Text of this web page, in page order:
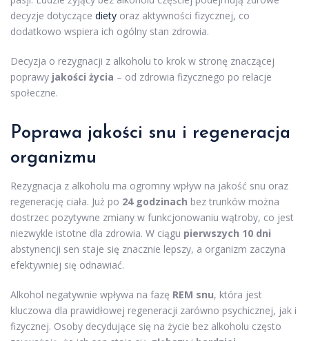
decyzje dotyczące diety oraz aktywności fizycznej, co
dodatkowo wspiera ich ogólny stan zdrowia.
Decyzja o rezygnacji z alkoholu to krok w stronę znaczącej
poprawy jakości życia – od zdrowia fizycznego po relacje
społeczne.
Poprawa jakości snu i regeneracja
organizmu
Rezygnacja z alkoholu ma ogromny wpływ na jakość snu oraz
regenerację ciała. Już po 24 godzinach bez trunków można
dostrzec pozytywne zmiany w funkcjonowaniu wątroby, co jest
niezwykle istotne dla zdrowia. W ciągu pierwszych 10 dni
abstynencji sen staje się znacznie lepszy, a organizm zaczyna
efektywniej się odnawiać.
Alkohol negatywnie wpływa na fazę REM snu, która jest
kluczowa dla prawidłowej regeneracji zarówno psychicznej, jak i
fizycznej. Osoby decydujące się na życie bez alkoholu często